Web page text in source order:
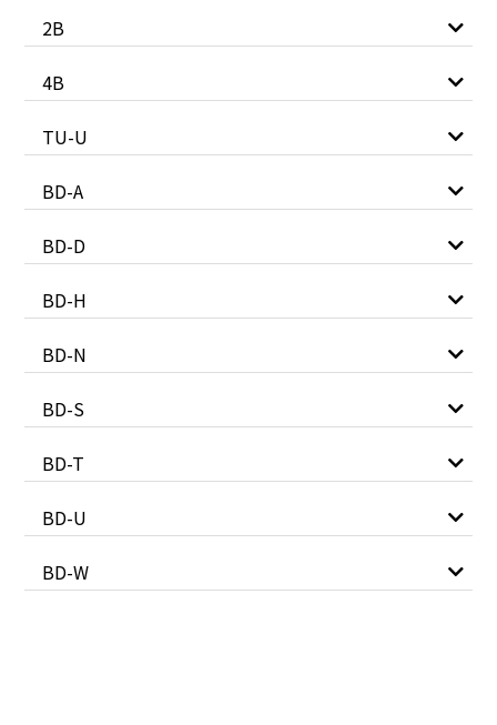
2B
4B
TU-U
BD-A
BD-D
BD-H
BD-N
BD-S
BD-T
BD-U
BD-W